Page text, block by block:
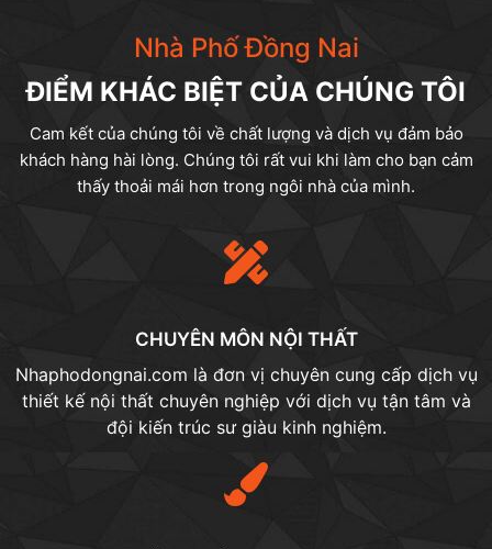
Nhà Phố Đồng Nai
ĐIỂM KHÁC BIỆT CỦA CHÚNG TÔI
Cam kết của chúng tôi về chất lượng và dịch vụ đảm bảo
khách hàng hài lòng. Chúng tôi rất vui khi làm cho bạn cảm
thấy thoải mái hơn trong ngôi nhà của mình.
CHUYÊN MÔN NỘI THẤT​
Nhaphodongnai.com là đơn vị chuyên cung cấp dịch vụ
thiết kế nội thất chuyên nghiệp với dịch vụ tận tâm và
đội kiến trúc sư giàu kinh nghiệm.